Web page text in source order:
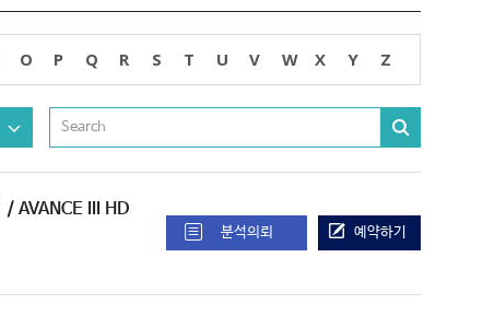
O P Q R S T U V W X Y Z
/ AVANCE III HD
분석의뢰 예약하기